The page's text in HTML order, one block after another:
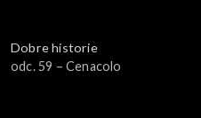
Dobre historie
odc. 59 – Cenacolo